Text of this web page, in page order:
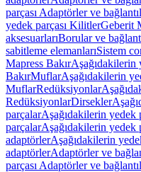
parçası Adaptörler ve
yedek parçası KilitlerGeberit
aksesuarlarıBorular ve
sabitleme elemanlarıSistem
Mapress BakırAşağıdakilerin
BakırMuflarAşağıdakilerin
MuflarRedüksiyonlar
RedüksiyonlarDirsekler
parçalarAşağıdakilerin yedek
parçalarAşağıdakilerin yedek
adaptörlerAşağıdakilerin
adaptörlerAdaptörler ve
parçası Adaptörler ve